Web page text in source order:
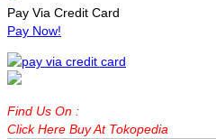
Pay Via Credit Card
Pay Now!
Find Us On :
Click Here Buy At Tokopedia